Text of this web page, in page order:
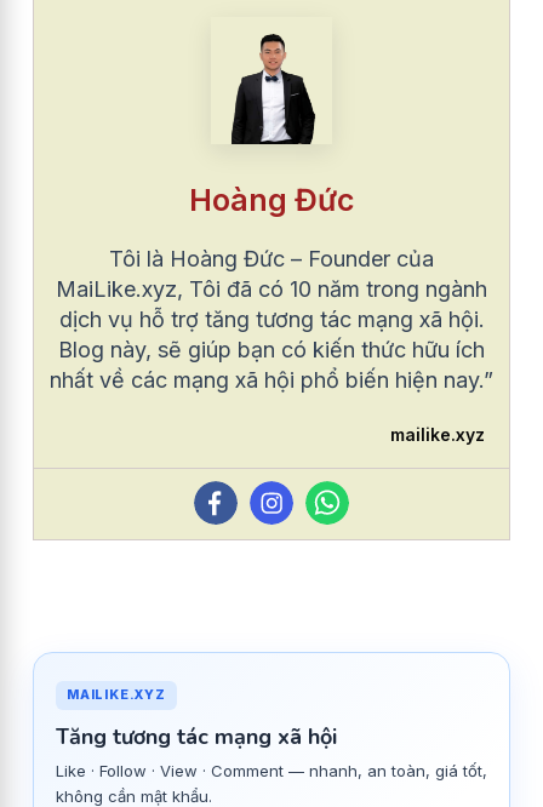
Hoàng Đức
Tôi là Hoàng Đức – Founder của
MaiLike.xyz, Tôi đã có 10 năm trong ngành
dịch vụ hỗ trợ tăng tương tác mạng xã hội.
Blog này, sẽ giúp bạn có kiến thức hữu ích
nhất về các mạng xã hội phổ biến hiện nay.”
mailike.xyz
MAILIKE.XYZ
Tăng tương tác mạng xã hội
Like · Follow · View · Comment — nhanh, an toàn, giá tốt,
không cần mật khẩu.